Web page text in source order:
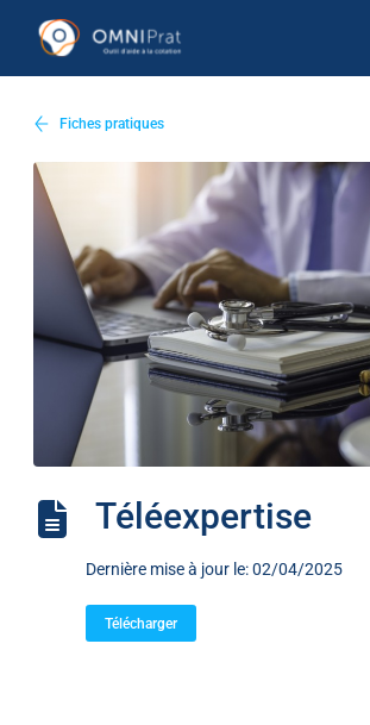
Fiches pratiques
Téléexpertise
Dernière mise à jour le: 02/04/2025
Télécharger